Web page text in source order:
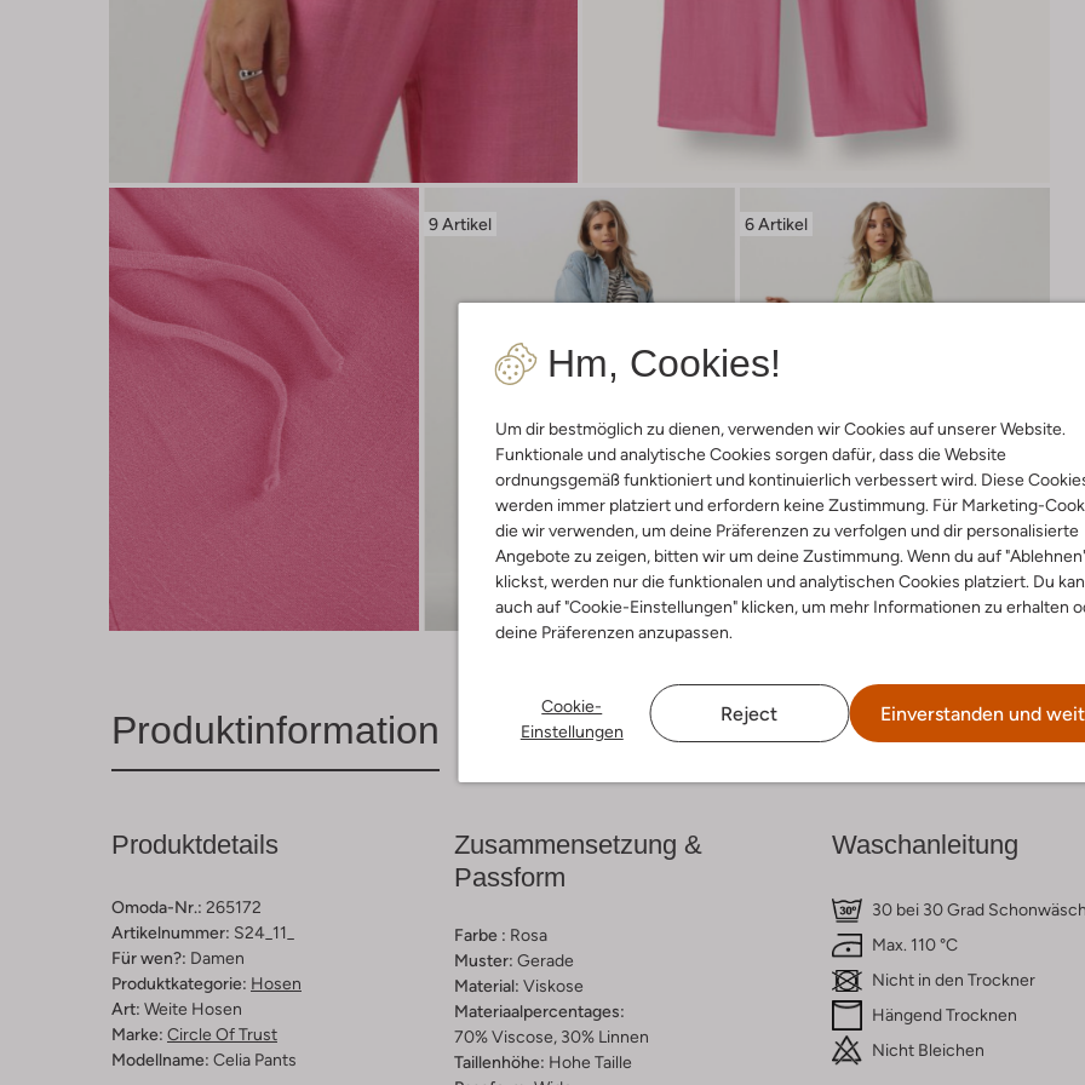
Hm, Cookies!
Um dir bestmöglich zu dienen, verwenden wir Cookies auf unserer Website.
Funktionale und analytische Cookies sorgen dafür, dass die Website
ordnungsgemäß funktioniert und kontinuierlich verbessert wird. Diese
werden immer platziert und erfordern keine Zustimmung. Für Marketing-
die wir verwenden, um deine Präferenzen zu verfolgen und dir personalisierte
Angebote zu zeigen, bitten wir um deine Zustimmung. Wenn du auf
klickst, werden nur die funktionalen und analytischen Cookies platziert. Du
auch auf "Cookie-Einstellungen" klicken, um mehr Informationen zu erhalten
deine Präferenzen anzupassen.
Cookie-
Einstellungen
Reject Einverstanden und
9 Artikel
Entdecke den Look
6 Artikel
Entdecke den Look
Produktinformation Lieferung & Rückgabe
Produktdetails
Omoda-Nr.: 265172
Artikelnummer: S24_11_
Für wen?: Damen
Produktkategorie: Hosen
Art: Weite Hosen
Marke: Circle Of Trust
Modellname: Celia Pants
Zusammensetzung &
Passform
Farbe : Rosa
Muster: Gerade
Material: Viskose
Materiaalpercentages:
70% Viscose, 30% Linnen
Taillenhöhe: Hohe Taille
Waschanleitung
30 bei 30 Grad
Max. 110 °C
Nicht in den Trockner
Hängend Trocknen
Nicht Bleichen